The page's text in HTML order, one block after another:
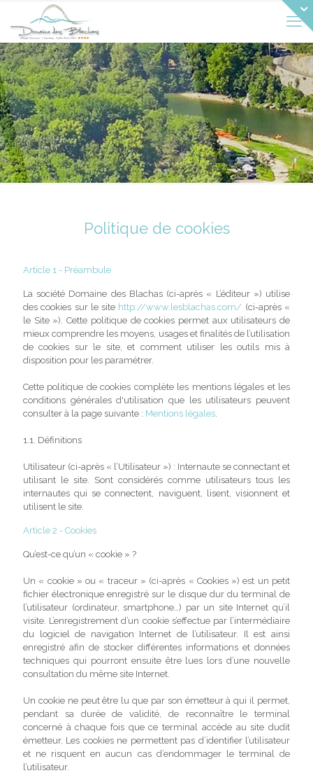
Politique de cookies
Article 1 - Préambule
La société Domaine des Blachas (ci-après « L’éditeur ») utilise
des cookies sur le site http://www.lesblachas.com/ (ci-après «
le Site »). Cette politique de cookies permet aux utilisateurs de
mieux comprendre les moyens, usages et finalités de l’utilisation
de cookies sur le site, et comment utiliser les outils mis à
disposition pour les paramétrer.
Cette politique de cookies complète les mentions légales et les
conditions générales d'utilisation que les utilisateurs peuvent
consulter à la page suivante : Mentions légales.
1.1. Définitions
Utilisateur (ci-après « l’Utilisateur ») : Internaute se connectant et
utilisant le site. Sont considérés comme utilisateurs tous les
internautes qui se connectent, naviguent, lisent, visionnent et
utilisent le site.
Article 2 - Cookies
Qu’est-ce qu’un « cookie » ?
Un « cookie » ou « traceur » (ci-après « Cookies ») est un petit
fichier électronique enregistré sur le disque dur du terminal de
l’utilisateur (ordinateur, smartphone…) par un site Internet qu’il
visite. L’enregistrement d’un cookie s’effectue par l’intermédiaire
du logiciel de navigation Internet de l’utilisateur. Il est ainsi
enregistré afin de stocker différentes informations et données
techniques qui pourront ensuite être lues lors d’une nouvelle
consultation du même site Internet.
Un cookie ne peut être lu que par son émetteur à qui il permet,
pendant sa durée de validité, de reconnaître le terminal
concerné à chaque fois que ce terminal accède au site dudit
émetteur. Les cookies ne permettent pas d’identifier l’utilisateur
et ne risquent en aucun cas d’endommager le terminal de
l’utilisateur.